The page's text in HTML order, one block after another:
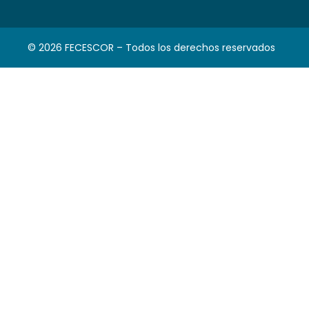
© 2026 FECESCOR – Todos los derechos reservados